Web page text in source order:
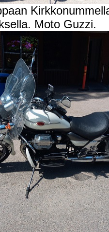
Moto Guzzi.